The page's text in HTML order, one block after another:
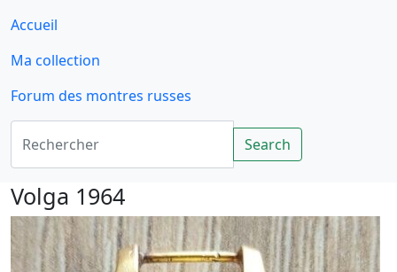
Accueil
Ma collection
Forum des montres russes
Rechercher
Search
Volga 1964